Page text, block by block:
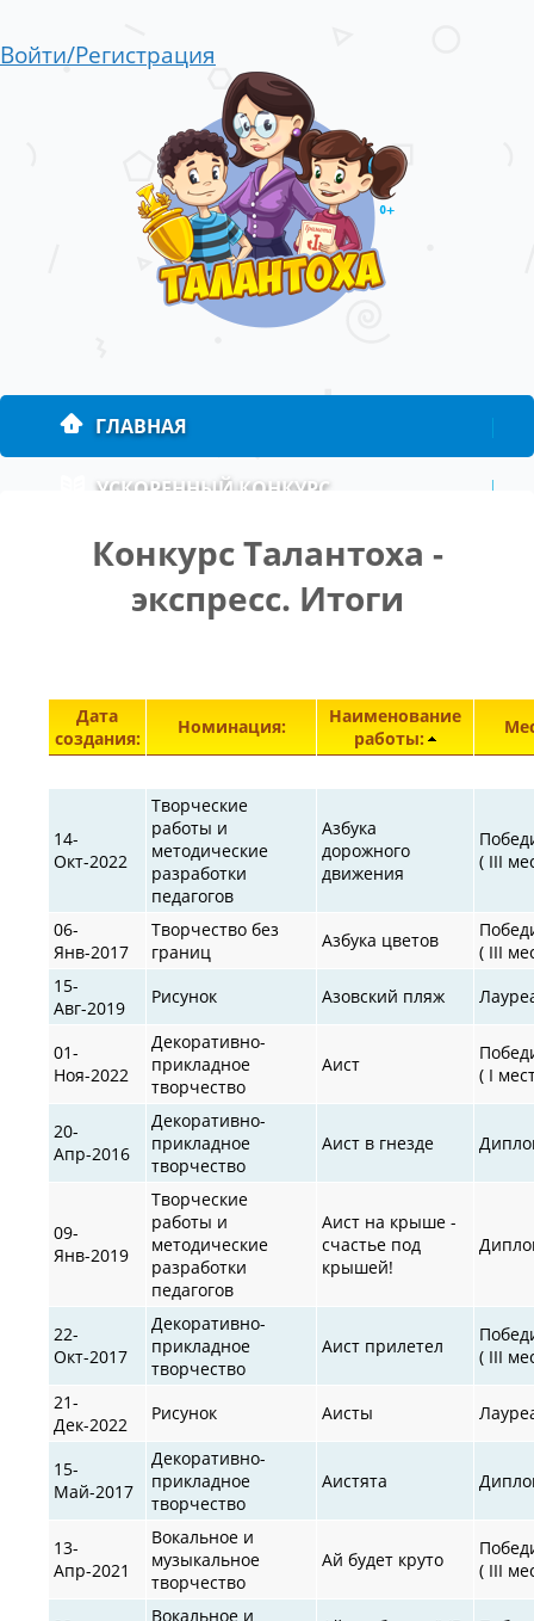
Войти/Регистрация
ГЛАВНАЯ |
УСКОРЕННЫЙ КОНКУРС |
ПРАВИЛА | | КОНТАКТЫ
Конкурс Талантоха -
экспресс. Итоги
Дата
создания:
Номинация:
Наименование
работы:
14-
Окт-2022
Творческие
работы и
методические
разработки
педагогов
Азбука
дорожного
движения
( III
06-
Янв-2017
Творчество без
границ
Азбука цветов
( III
15-
Авг-2019
Рисунок Азовский пляж
01-
Ноя-2022
Декоративно-
прикладное
творчество
Аист
( I
20-
Апр-2016
Декоративно-
прикладное
творчество
Аист в гнезде
09-
Янв-2019
Творческие
работы и
методические
разработки
педагогов
Аист на крыше -
счастье под
крышей!
22-
Окт-2017
Декоративно-
прикладное
творчество
Аист прилетел
( III
21-
Дек-2022
Рисунок Аисты
15-
Май-2017
Декоративно-
прикладное
творчество
Аистята
13-
Апр-2021
Вокальное и
музыкальное
творчество
Ай будет круто
( III
Вокальное и